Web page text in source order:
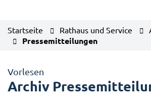
Startseite Rathaus und Service
Pressemitteilungen
Vorlesen
Archiv